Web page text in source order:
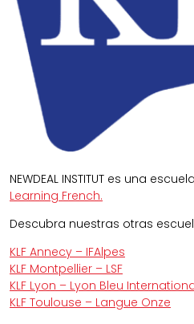
NEWDEAL INSTITUT es una
Learning French.
Descubra nuestras otras
KLF Annecy – IFAlpes
KLF Montpellier – LSF
KLF Lyon – Lyon Bleu
KLF Toulouse – Langue Onze